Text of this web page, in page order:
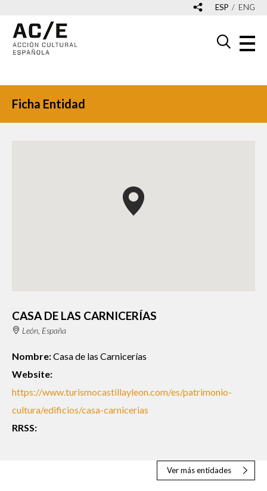
ESP ENG
Ficha Entidad
CASA DE LAS CARNICERÍAS
León, España
Nombre:Casa de las Carnicerías
Website:
https://www.turismocastillayleon.com/es/patrimonio-
cultura/edificios/casa-carnicerias
RRSS:
Ver más entidades